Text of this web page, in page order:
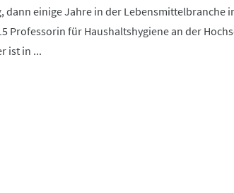
dann einige Jahre in der Lebensmittelbranche
Professorin für Haushaltshygiene an der
ist in ...